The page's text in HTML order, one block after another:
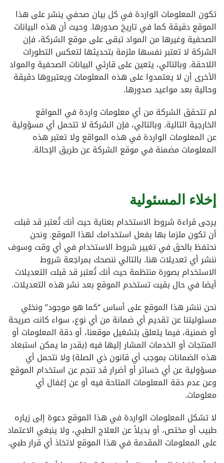
تكون المعلومات الواردة في كل بيان صحفي ينشر على هذا
الموقع دقيقة كما في تاريخ صدورها. وحيث أن هذه البيانات
الصحفية وغيرها من المواد تبقى على موقع الشركة، فإن
الشركة لا تعتبر نفسها ملزمة بتحديثها لتعكس التطورات
اللاحقة. وبالتالي، يتعين على قارئي البيانات الصحفية والمواد
الأخرى أن لا يعتمدوا على هذه المعلومات ويعتبروها دقيقة
وحالية بعد مواعيد صدورها.
لم تتحقق الشركة من أي معلومات واردة في المواقع
الخارجية التالية. وبالتالي، فإن الشركة لا تتحمل أي مسؤولية
عن المعلومات الواردة في هذه المواقع ولا تعتبر هذه
المعلومات مضمنة في موقع الشركة عن طريق الإحالة.
إخلاء المسئولية
يرجى قراءة شروط الاستخدام بعناية حيث أنك تُعتبر قد قبلت
أن تكون ملزما بها بفعل استخدامك لهذا الموقع. ونحن
نحتفظ بالحق في تغيير شروط الاستخدام في أي وقت وسوف
ننشر أي تعديلات هنا. بالتالي ننصحك بمراجعة شروط
الاستخدام بصورة منتظمة حيث أنك تُعتبر قد قبلت التعديلات
أيضا في حال بقيت تستخدم الموقع بعد نشر هذه التعديلات.
نحن ننشر هذا الموقع على أساس “كما هو موجود” ونخلي
مسئوليتنا عن تقديم أي ضمانة من أي نوع، سواء كانت صريحة
أو ضمنية، فيما يتعلق بتشغيل موقعنا، أو دقة المعلومات أو
المنتجات أو الخدمات المشار إليها فيه (بقدر ما يمكن استبعاد
هذه الضمانات بموجب أي قانون ذي الصلة) ولا نتحمل أي
مسؤولية عن أي خسائر أو أضرار قد تنجم عن استخدام الموقع
وعن عدم دقة المعلومات المتاحة فيه أو عن إغفال أي
معلومات.
لا تشكل المعلومات الواردة في هذا الموقع دعوة إلى زياره
طبيب أو مختص، أو بديلاً عن العلاج الطبي، ولا ينبغي الاعتماد
على المعلومات المقدمة في هذا الموقع لاتخاذ أي قرار طبي.